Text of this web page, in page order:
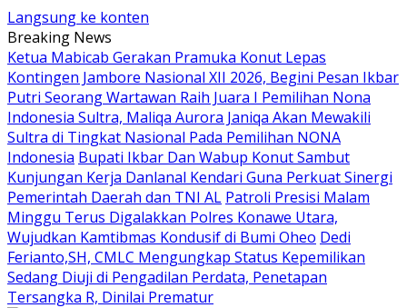
Langsung ke konten
Breaking News
Ketua Mabicab Gerakan Pramuka Konut Lepas
Kontingen Jambore Nasional XII 2026, Begini Pesan Ikbar
Putri Seorang Wartawan ‎Raih Juara I Pemilihan Nona
Indonesia Sultra, Maliqa Aurora Janiqa Akan Mewakili
Sultra di Tingkat Nasional Pada Pemilihan NONA
Indonesia Bupati Ikbar Dan Wabup Konut Sambut
Kunjungan Kerja Danlanal Kendari Guna Perkuat Sinergi
Pemerintah Daerah dan TNI AL Patroli Presisi Malam
Minggu Terus Digalakkan Polres Konawe Utara,
Wujudkan Kamtibmas Kondusif di Bumi Oheo Dedi
Ferianto,SH, CMLC Mengungkap Status Kepemilikan
Sedang Diuji di Pengadilan Perdata, Penetapan
Tersangka R, Dinilai Prematur